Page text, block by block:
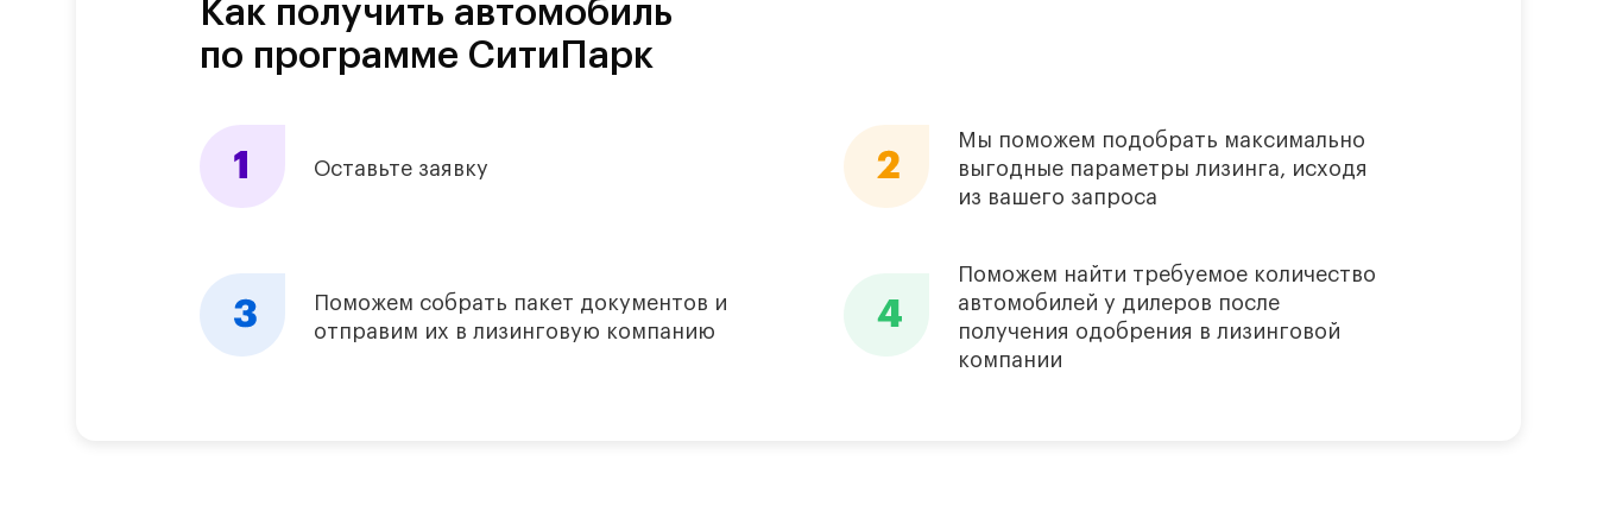
Как получить автомобиль
по программе СитиПарк
Оставьте заявку
Мы поможем подобрать максимально
выгодные параметры лизинга, исходя
из вашего запроса
Поможем собрать пакет документов и
отправим их в лизинговую компанию
Поможем найти требуемое количество
автомобилей у дилеров после
получения одобрения в лизинговой
компании